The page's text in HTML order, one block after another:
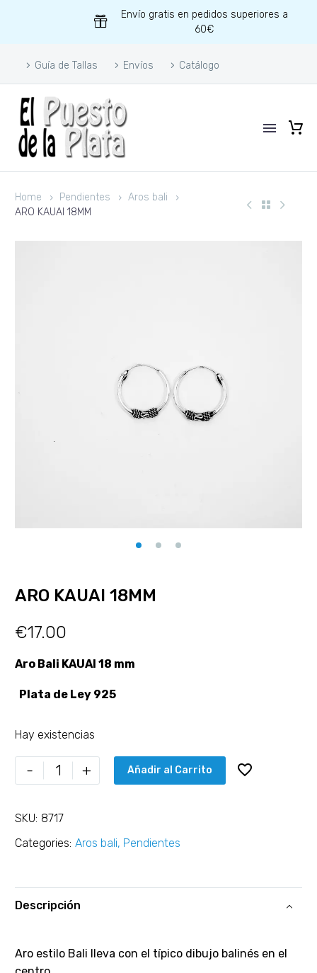
Envío gratis en pedidos superiores a
60€
Guía de Tallas Envíos Catálogo
Home Pendientes
Aros bali
ARO KAUAI 18MM
ARO KAUAI 18MM
€17.00
Aro Bali KAUAI 18 mm
Plata de Ley 925
Hay existencias
- + Añadir al Carrito
SKU: 8717
Categories: Aros bali, Pendientes
Descripción
Aro estilo Bali lleva con el típico dibujo balinés en el